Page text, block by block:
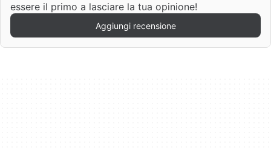
essere il primo a lasciare la tua opinione!
Aggiungi recensione